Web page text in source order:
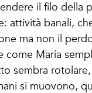
il filo della
attività banali,
ma non il
come Maria
sembra
si muovono,